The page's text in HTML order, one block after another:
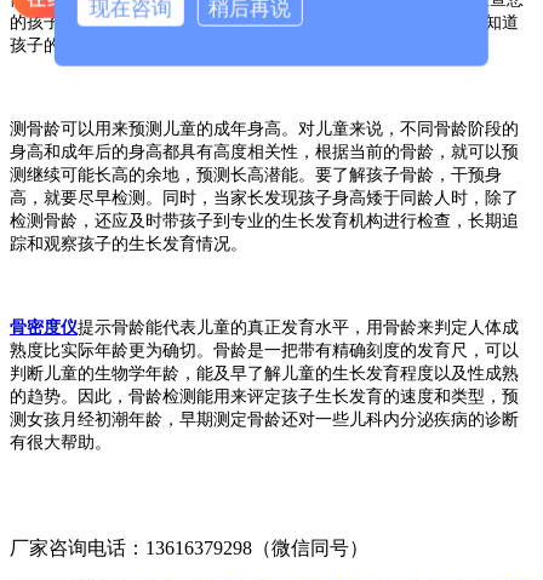
的孩子骨化中心的数量4，那您的孩子骨龄就是5岁，以此类推就知道
孩子的实际骨骼年龄。
测骨龄可以用来预测儿童的成年身高。对儿童来说，不同骨龄阶段的
身高和成年后的身高都具有高度相关性，根据当前的骨龄，就可以预
测继续可能长高的余地，预测长高潜能。要了解孩子骨龄，干预身
高，就要尽早检测。同时，当家长发现孩子身高矮于同龄人时，除了
检测骨龄，还应及时带孩子到专业的生长发育机构进行检查，长期追
踪和观察孩子的生长发育情况。
骨密度仪提示骨龄能代表儿童的真正发育水平，用骨龄来判定人体成
熟度比实际年龄更为确切。骨龄是一把带有精确刻度的发育尺，可以
判断儿童的生物学年龄，能及早了解儿童的生长发育程度以及性成熟
的趋势。因此，骨龄检测能用来评定孩子生长发育的速度和类型，预
测女孩月经初潮年龄，早期测定骨龄还对一些儿科内分泌疾病的诊断
有很大帮助。
厂家咨询电话：13616379298（微信同号）
现在咨询 稍后再说